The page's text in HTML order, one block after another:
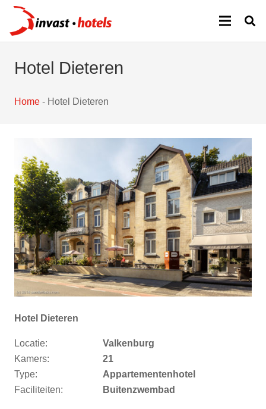
Hotel Dieteren
Home - Hotel Dieteren
Hotel Dieteren
Locatie:
Valkenburg
Kamers:
21
Type:
Appartementenhotel
Faciliteiten:
Buitenzwembad